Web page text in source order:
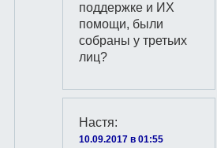
поддержке и ИХ
помощи, были
собраны у третьих
лиц?
Настя:
10.09.2017 в 01:55